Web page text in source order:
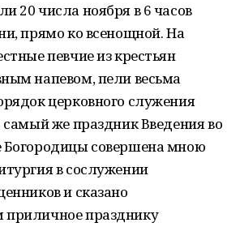
20 числа ноября в 6 часов
прямо ко всенощной. На
певчие из крестьян
напевом, пели весьма
церковного служения
же праздник Введения во
Богородицы совершена мною
в сослужении
и сказано
празднику